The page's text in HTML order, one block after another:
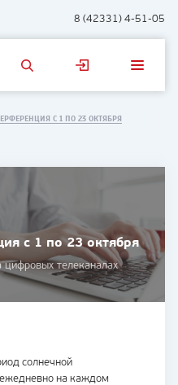
8 (42331) 4-51-05
С 1 ПО 23 ОКТЯБРЯ
с 1 по 23 октября
цифровых телеканалах
солнечной
ежедневно на каждом